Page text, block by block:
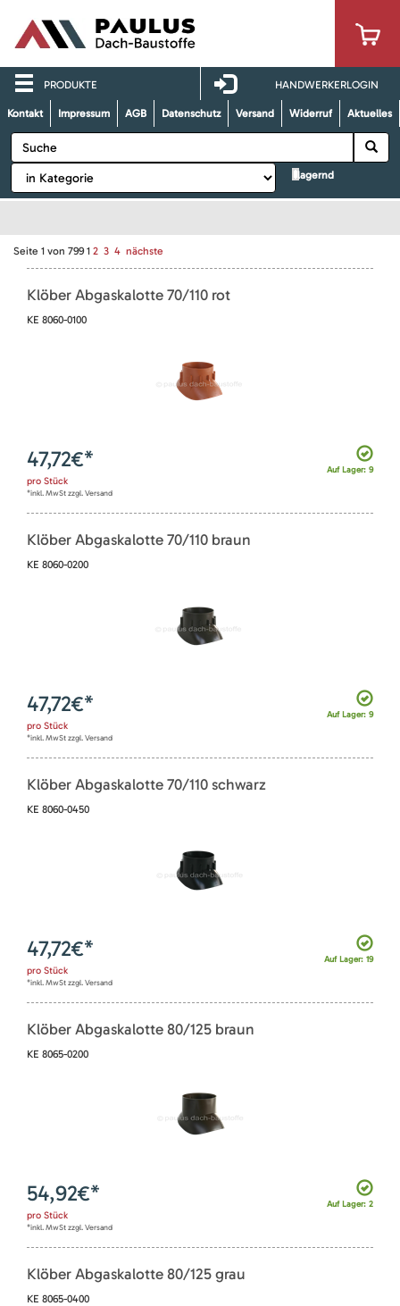
PRODUKTE HANDWERKERLOGIN
Kontakt Impressum AGB Datenschutz Versand Widerruf Aktuelles
lagernd
Seite 1 von 799 1 2 3 4 nächste
Klöber Abgaskalotte 70/110 rot
KE 8060-0100
Auf Lager: 9
47,72€*
pro Stück
*inkl. MwSt zzgl. Versand
Klöber Abgaskalotte 70/110 braun
KE 8060-0200
Auf Lager: 9
47,72€*
pro Stück
*inkl. MwSt zzgl. Versand
Klöber Abgaskalotte 70/110 schwarz
KE 8060-0450
Auf Lager: 19
47,72€*
pro Stück
*inkl. MwSt zzgl. Versand
Klöber Abgaskalotte 80/125 braun
KE 8065-0200
Auf Lager: 2
54,92€*
pro Stück
*inkl. MwSt zzgl. Versand
Klöber Abgaskalotte 80/125 grau
KE 8065-0400